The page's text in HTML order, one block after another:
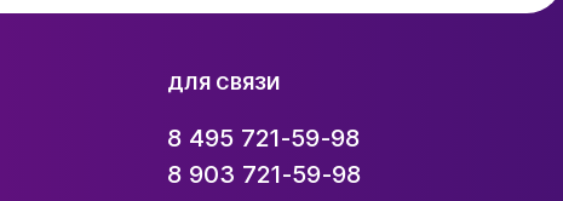
ДЛЯ СВЯЗИ
8 495 721-59-98
8 903 721-59-98